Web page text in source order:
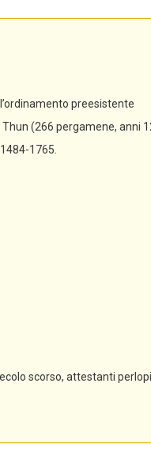
preesistente
(266 pergamene, anni
1765.
scorso, attestanti